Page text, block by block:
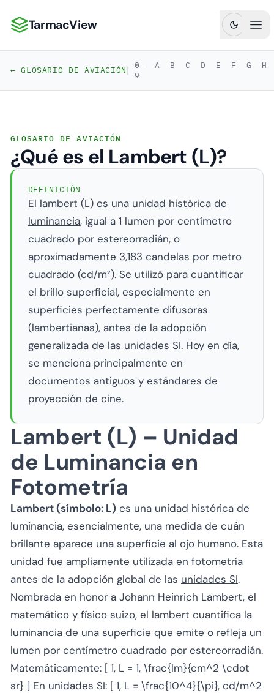
TarmacView: Análisis de Aviación de Precisión
TarmacView
← GLOSARIO DE AVIACIÓN| 0-
9
A B C D E F G H
GLOSARIO DE AVIACIÓN
¿Qué es el Lambert (L)?
DEFINICIÓN
El lambert (L) es una unidad histórica de
luminancia, igual a 1 lumen por centímetro
cuadrado por estereorradián, o
aproximadamente 3,183 candelas por metro
cuadrado (cd/m²). Se utilizó para cuantificar
el brillo superficial, especialmente en
superficies perfectamente difusoras
(lambertianas), antes de la adopción
generalizada de las unidades SI. Hoy en día,
se menciona principalmente en
documentos antiguos y estándares de
proyección de cine.
Lambert (L) – Unidad
de Luminancia en
Fotometría
Lambert (símbolo: L) es una unidad histórica de
luminancia, esencialmente, una medida de cuán
brillante aparece una superficie al ojo humano. Esta
unidad fue ampliamente utilizada en fotometría
antes de la adopción global de las unidades SI.
Nombrada en honor a Johann Heinrich Lambert, el
matemático y físico suizo, el lambert cuantifica la
luminancia de una superficie que emite o refleja un
lumen por centímetro cuadrado por estereorradián.
Matemáticamente: [ 1, L = 1, \frac{lm}{cm^2 \cdot
sr} ] En unidades SI: [ 1, L = \frac{10^4}{\pi}, cd/m^2